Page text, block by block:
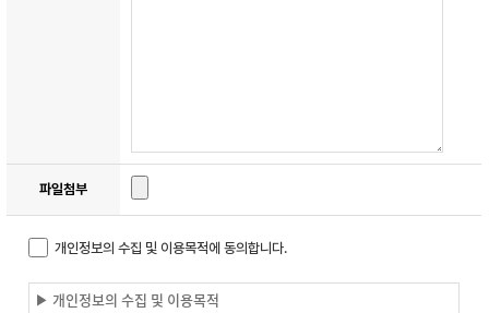
파일첨부
개인정보의 수집 및 이용목적에 동의합니다.